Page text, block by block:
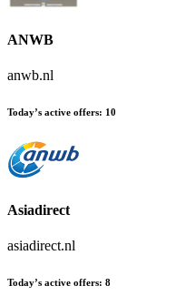
ANWB
anwb.nl
Today’s active offers: 10
Asiadirect
asiadirect.nl
Today’s active offers: 8